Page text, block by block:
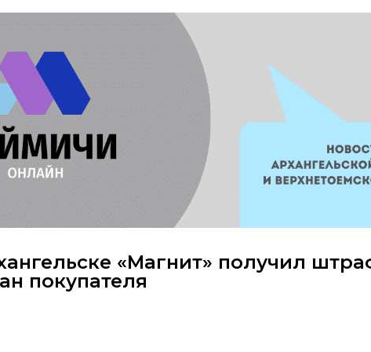
«Магнит» получил
покупателя